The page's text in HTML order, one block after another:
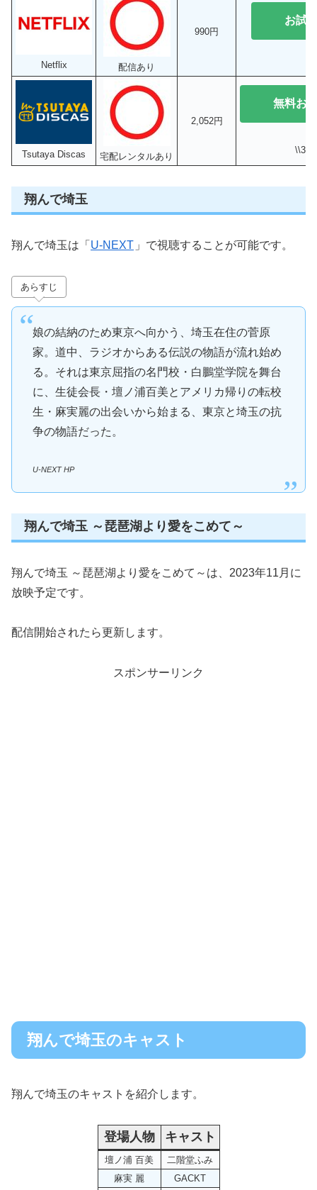
Netflix 配信あり
990円
お試
Tsutaya Discas 宅配レンタルあり
2,052円
無料お
\\30
翔んで埼玉
翔んで埼玉は「 U-NEXT 」で視聴することが可能です。
あらすじ
娘の結納のため東京へ向かう、埼玉在住の菅原
家。道中、ラジオからある伝説の物語が流れ始め
る。それは東京屈指の名門校・白鵬堂学院を舞台
に、生徒会長・壇ノ浦百美とアメリカ帰りの転校
生・麻実麗の出会いから始まる、東京と埼玉の抗
争の物語だった。
U-NEXT HP
翔んで埼玉 ～琵琶湖より愛をこめて～
翔んで埼玉 ～琵琶湖より愛をこめて～は、2023年11月に
放映予定です。
配信開始されたら更新します。
スポンサーリンク
翔んで埼玉のキャスト
翔んで埼玉のキャストを紹介します。
登場人物 キャスト
壇ノ浦 百美
二階堂ふみ
麻実 麗
GACKT